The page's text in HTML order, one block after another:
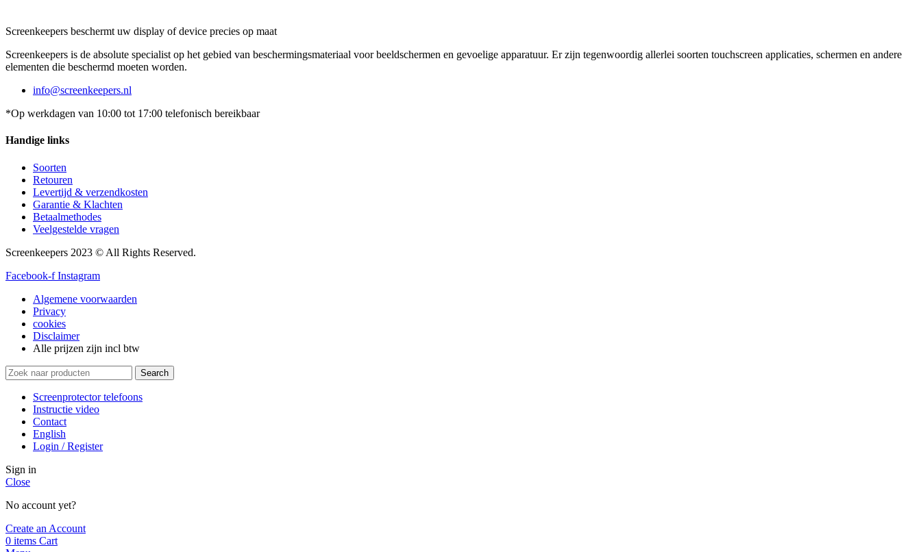
Screenkeepers beschermt uw display of device precies op maat
Screenkeepers is de absolute specialist op het gebied van beschermingsmateriaal voor beeldschermen en gevoelige apparatuur. Er zijn tegenwoordig allerlei soorten touchscreen applicaties, schermen en andere
elementen die beschermd moeten worden.
info@screenkeepers.nl
*Op werkdagen van 10:00 tot 17:00 telefonisch bereikbaar
Handige links
Soorten
Retouren
Levertijd & verzendkosten
Garantie & Klachten
Betaalmethodes
Veelgestelde vragen
Screenkeepers 2023 © All Rights Reserved.
Facebook-f Instagram
Algemene voorwaarden
Privacy
cookies
Disclaimer
Alle prijzen zijn incl btw
Search
Screenprotector telefoons
Instructie video
Contact
English
Login / Register
Sign in
Close
No account yet?
Create an Account
0 items Cart